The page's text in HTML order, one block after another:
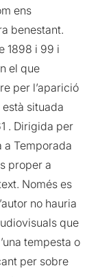
ens
benestant.
1898 i 99 i
el que
per l’aparició
està situada
. Dirigida per
a Temporada
proper a
Només es
no hauria
que
tempesta o
per sobre